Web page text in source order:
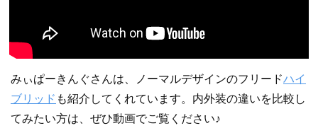
みぃぱーきんぐさんは、ノーマルデザインのフリードハイ
ブリッド も紹介してくれています。内外装の違いを比較し
てみたい方は、ぜひ動画でご覧ください♪